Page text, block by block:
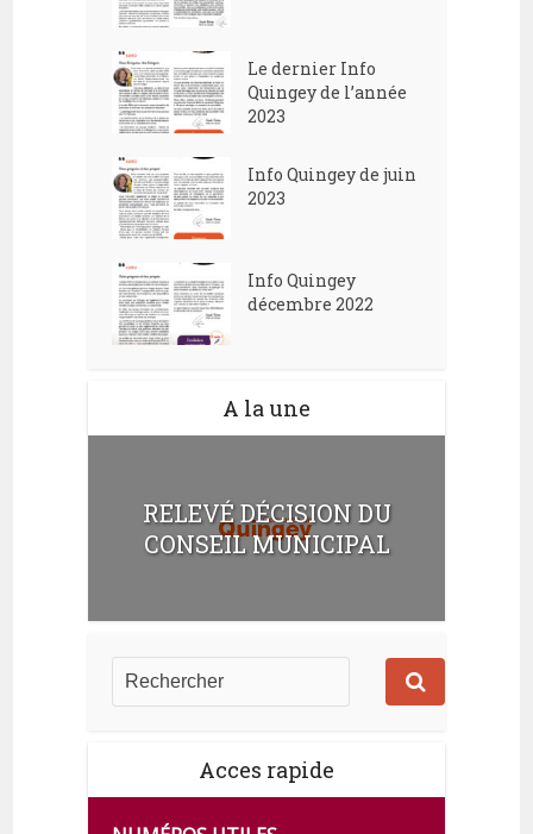
Le dernier Info
Quingey de l’année
2023
Info Quingey de juin
2023
Info Quingey
décembre 2022
A la une
RELEVÉ DÉCISION DU
CONSEIL MUNICIPAL
Acces rapide